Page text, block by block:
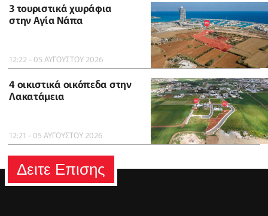
3 τουριστικά χωράφια
στην Αγία Νάπα
12:22 - 05 ΑΥΓΟΥΣΤΟΥ 2026
4 οικιστικά οικόπεδα στην
Λακατάμεια
12:21 - 05 ΑΥΓΟΥΣΤΟΥ 2026
Δειτε Επισης